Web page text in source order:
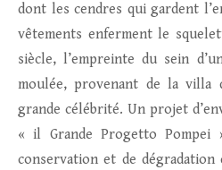
dont les cendres qui gardent
vêtements enferment le
siècle, l’empreinte du sein
moulée, provenant de la villa
grande célébrité. Un projet
« il Grande Progetto
conservation et de